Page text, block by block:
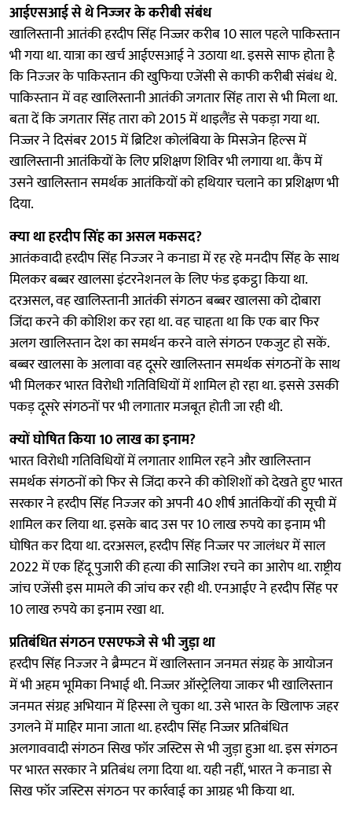
आईएसआई से थे निज्‍जर के करीबी संबंध
खालिस्तानी आतंकी हरदीप सिंह निज्जर करीब 10 साल पहले पाकिस्तान
भी गया था. यात्रा का खर्च आईएसआई ने उठाया था. इससे साफ होता है
कि निज्‍जर के पाकिस्‍तान की खुफिया एजेंसी से काफी करीबी संबंध थे.
पाकिस्‍तान में वह खालिस्तानी आतंकी जगतार सिंह तारा से भी मिला था.
बता दें कि जगतार सिंह तारा को 2015 में थाइलैंड से पकड़ा गया था.
निज्जर ने दिसंबर 2015 में ब्रिटिश कोलंबिया के मिसजेन हिल्स में
खालिस्तानी आतंकियों के लिए प्रशिक्षण शिविर भी लगाया था. कैंप में
उसने खालिस्तान समर्थक आतंकियों को हथियार चलाने का प्रशिक्षण भी
दिया.
क्‍या था हरदीप सिंह का असल मकसद?
आतंकवादी हरदीप सिंह निज्‍जर ने कनाडा में रह रहे मनदीप सिंह के साथ
मिलकर बब्‍बर खालसा इंटरनेशनल के लिए फंड इकट्ठा किया था.
दरअसल, वह खालिस्‍तानी आतंकी संगठन बब्‍बर खालसा को दोबारा
जिंदा करने की कोशिश कर रहा था. वह चाहता था कि एक बार फिर
अलग खालिस्‍तान देश का समर्थन करने वाले संगठन एकजुट हो सकें.
बब्‍बर खालसा के अलावा वह दूसरे खालिस्‍तान समर्थक संगठनों के साथ
भी मिलकर भारत विरोधी गतिविधियों में शामिल हो रहा था. इससे उसकी
पकड़ दूसरे संगठनों पर भी लगातार मजबूत होती जा रही थी.
क्‍यों घोषित किया 10 लाख का इनाम?
भारत विरोधी गतिविधियों में लगातार शामिल रहने और खालिस्‍तान
समर्थक संगठनों को फिर से जिंदा करने की कोशिशों को देखते हुए भारत
सरकार ने हरदीप सिंह निज्‍जर को अपनी 40 शीर्ष आतंकियों की सूची में
शामिल कर लिया था. इसके बाद उस पर 10 लाख रुपये का इनाम भी
घोषित कर दिया था. दरअसल, हरदीप सिंह निज्जर पर जालंधर में साल
2022 में एक हिंदू पुजारी की हत्या की साजिश रचने का आरोप था. राष्ट्रीय
जांच एजेंसी इस मामले की जांच कर रही थी. एनआईए ने हरदीप सिंह पर
10 लाख रुपये का इनाम रखा था.
प्रतिबंधित संगठन एसएफजे से भी जुड़ा था
हरदीप सिंह निज्‍जर ने ब्रैम्पटन में खालिस्तान जनमत संग्रह के आयोजन
में भी अहम भूमिका निभाई थी. निज्जर ऑस्ट्रेलिया जाकर भी खालिस्तान
जनमत संग्रह अभियान में हिस्सा ले चुका था. उसे भारत के खिलाफ जहर
उगलने में माहिर माना जाता था. हरदीप सिंह निज्जर प्रतिबंधित
अलगाववादी संगठन सिख फॉर जस्टिस से भी जुड़ा हुआ था. इस संगठन
पर भारत सरकार ने प्रतिबंध लगा दिया था. यही नहीं, भारत ने कनाडा से
सिख फॉर जस्टिस संगठन पर कार्रवाई का आग्रह भी किया था.